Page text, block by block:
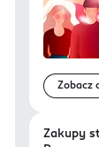
Zobacz
Zakupy